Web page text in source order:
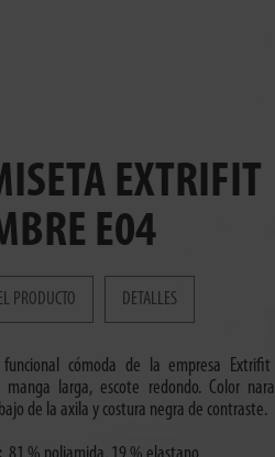
EXTRIFIT
E04
PRODUCTO DETALLES
funcional cómoda de la empresa
manga larga, escote redondo. Color
de la axila y costura negra de contraste.